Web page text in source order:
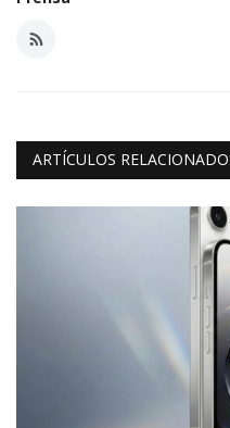
ARTÍCULOS